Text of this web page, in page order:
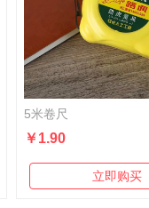
5米卷尺
￥1.90
立即购买